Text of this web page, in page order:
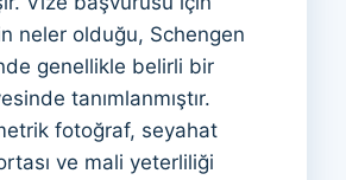
neler olduğu, Schengen
genellikle belirli bir
tanımlanmıştır.
fotoğraf, seyahat
ve mali yeterliliği